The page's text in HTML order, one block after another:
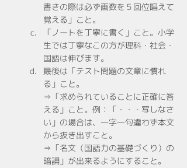
書きの際は必ず画数を５回位唱えて
覚える」こと。
「ノートを丁寧に書く」こと。小学
生では丁寧なこの方が理科・社会・
国語は伸びます。
最後は「テスト問題の文章に慣れ
る」こと。
⇒「求められていることに正確に答
える」こと。例：「・・・写しなさ
い」の場合は、一字一句違わず本文
から抜き出すこと。
⇒「名文（国語力の基礎づくり）の
暗誦」が出来るようにすること。